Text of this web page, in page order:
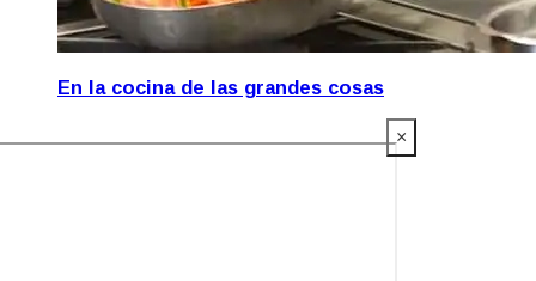
En la cocina de las grandes cosas
×